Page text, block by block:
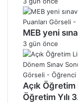
MEB yeni
3 gün önce
Açık
Öğretim Yılı